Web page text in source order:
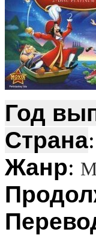
Год
Страна:
Жанр: